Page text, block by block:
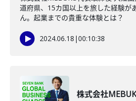
道府県、15カ国以上を旅した経験が
ん。起業までの貴重な体験とは？
2024.06.18 |00:10:38
株式会社